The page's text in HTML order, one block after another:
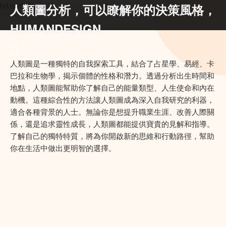
hd.iself.uk
人類圖分析，可以瞭解你的決策風格，
HUMANDESIGN
人類圖是一種獨特的自我探索工具，結合了占星學、易經、卡
巴拉和生物學，揭示個體的性格和潛力。透過分析出生時間和
地點，人類圖能幫助你了解自己的能量類型、人生使命和內在
動機。這種綜合性的方法讓人類圖成為深入自我研究的利器，
適合各種背景的人士。無論你是想提升職業生涯、改善人際關
係，還是追求靈性成長，人類圖都能提供寶貴的見解和指導。
了解自己的獨特特質，將為你開啟新的思維和行動路徑，幫助
你在生活中做出更明智的選擇。